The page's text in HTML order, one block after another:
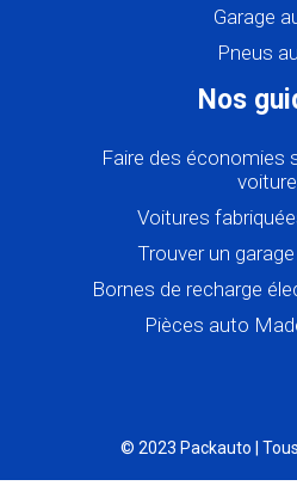
Garage
Pneus
Nos
Faire des économies
voiture
Voitures
Trouver un
Bornes de recharge
Pièces auto
© 2023 Packauto |